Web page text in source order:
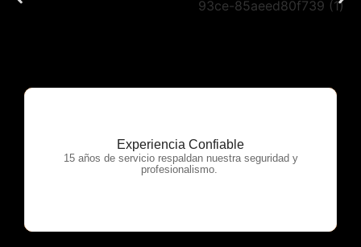
Experiencia Confiable
15 años de servicio respaldan nuestra seguridad y
profesionalismo.
OTP Servicios